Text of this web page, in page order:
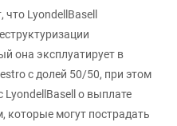
LyondellBasell
она эксплуатирует в
с долей 50/50, при этом
о выплате
которые могут пострадать